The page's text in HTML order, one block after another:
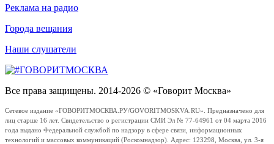
Реклама на радио
Города вещания
Наши слушатели
Все права защищены. 2014-2026 © «Говорит Москва»
Сетевое издание «ГОВОРИТМОСКВА.РУ/GOVORITMOSKVA.RU». Предназначено для
лиц старше 16 лет. Свидетельство о регистрации СМИ Эл № 77-64961 от 04 марта 2016
года выдано Федеральной службой по надзору в сфере связи, информационных
технологий и массовых коммуникаций (Роскомнадзор). Адрес: 123298, Москва, ул. 3-я